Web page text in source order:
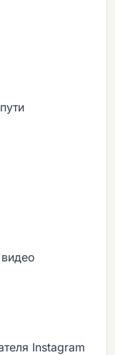
Instagram